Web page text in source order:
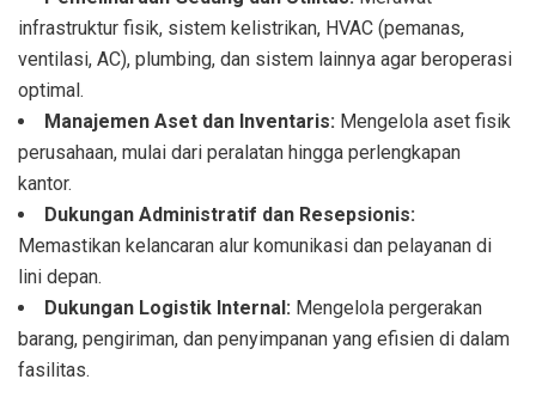
infrastruktur fisik, sistem kelistrikan, HVAC (pemanas,
ventilasi, AC), plumbing, dan sistem lainnya agar beroperasi
optimal.
Manajemen Aset dan Inventaris: Mengelola aset fisik
perusahaan, mulai dari peralatan hingga perlengkapan
kantor.
Dukungan Administratif dan Resepsionis:
Memastikan kelancaran alur komunikasi dan pelayanan di
lini depan.
Dukungan Logistik Internal: Mengelola pergerakan
barang, pengiriman, dan penyimpanan yang efisien di dalam
fasilitas.